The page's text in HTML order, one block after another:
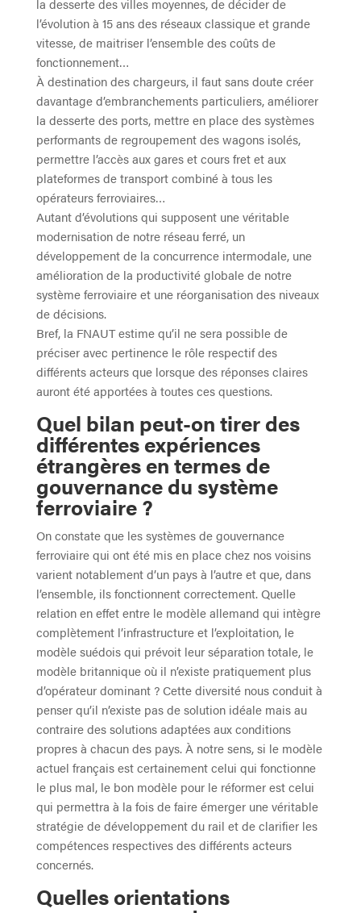
la desserte des villes moyennes, de décider de
l’évolution à 15 ans des réseaux classique et grande
vitesse, de maitriser l’ensemble des coûts de
fonctionnement…
À destination des chargeurs, il faut sans doute créer
davantage d’embranchements particuliers, améliorer
la desserte des ports, mettre en place des systèmes
performants de regroupement des wagons isolés,
permettre l’accès aux gares et cours fret et aux
plateformes de transport combiné à tous les
opérateurs ferroviaires…
Autant d’évolutions qui supposent une véritable
modernisation de notre réseau ferré, un
développement de la concurrence intermodale, une
amélioration de la productivité globale de notre
système ferroviaire et une réorganisation des niveaux
de décisions.
Bref, la FNAUT estime qu’il ne sera possible de
préciser avec pertinence le rôle respectif des
différents acteurs que lorsque des réponses claires
auront été apportées à toutes ces questions.
Quel bilan peut-on tirer des
différentes expériences
étrangères en termes de
gouvernance du système
ferroviaire ?
On constate que les systèmes de gouvernance
ferroviaire qui ont été mis en place chez nos voisins
varient notablement d’un pays à l’autre et que, dans
l’ensemble, ils fonctionnent correctement. Quelle
relation en effet entre le modèle allemand qui intègre
complètement l’infrastructure et l’exploitation, le
modèle suédois qui prévoit leur séparation totale, le
modèle britannique où il n’existe pratiquement plus
d’opérateur dominant ? Cette diversité nous conduit à
penser qu’il n’existe pas de solution idéale mais au
contraire des solutions adaptées aux conditions
propres à chacun des pays. À notre sens, si le modèle
actuel français est certainement celui qui fonctionne
le plus mal, le bon modèle pour le réformer est celui
qui permettra à la fois de faire émerger une véritable
stratégie de développement du rail et de clarifier les
compétences respectives des différents acteurs
concernés.
Quelles orientations